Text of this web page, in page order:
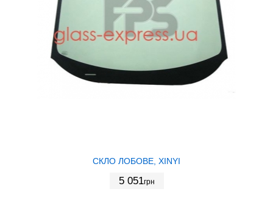
СКЛО ЛОБОВЕ, XINYI
5 051грн